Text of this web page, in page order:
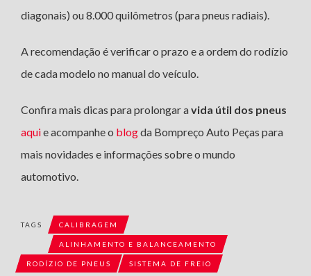
diagonais) ou 8.000 quilômetros (para pneus radiais).
A recomendação é verificar o prazo e a ordem do rodízio
de cada modelo no manual do veículo.
Confira mais dicas para prolongar avida útil dos pneus
aquie acompanhe o blogda Bompreço Auto Peças para
mais novidades e informações sobre o mundo
automotivo.
TAGS CALIBRAGEM
ALINHAMENTO E BALANCEAMENTO
RODÍZIO DE PNEUS SISTEMA DE FREIO